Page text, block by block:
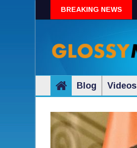
BREAKING NEWS
Blog Videos